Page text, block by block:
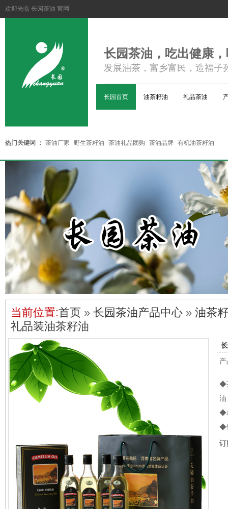
欢迎光临 长园茶油 官网
长园茶油，吃出健康
发展油茶，富乡富民，造福子
长园首页 油茶籽油 礼品茶油
热门关键词 ： 茶油厂家 野生茶籽油 茶油礼品团购 茶油品牌 有机油茶籽油
当前位置:首页 » 长园茶油产品中心 » 油茶
礼品装油茶籽油
◆
油
◆
◆
订